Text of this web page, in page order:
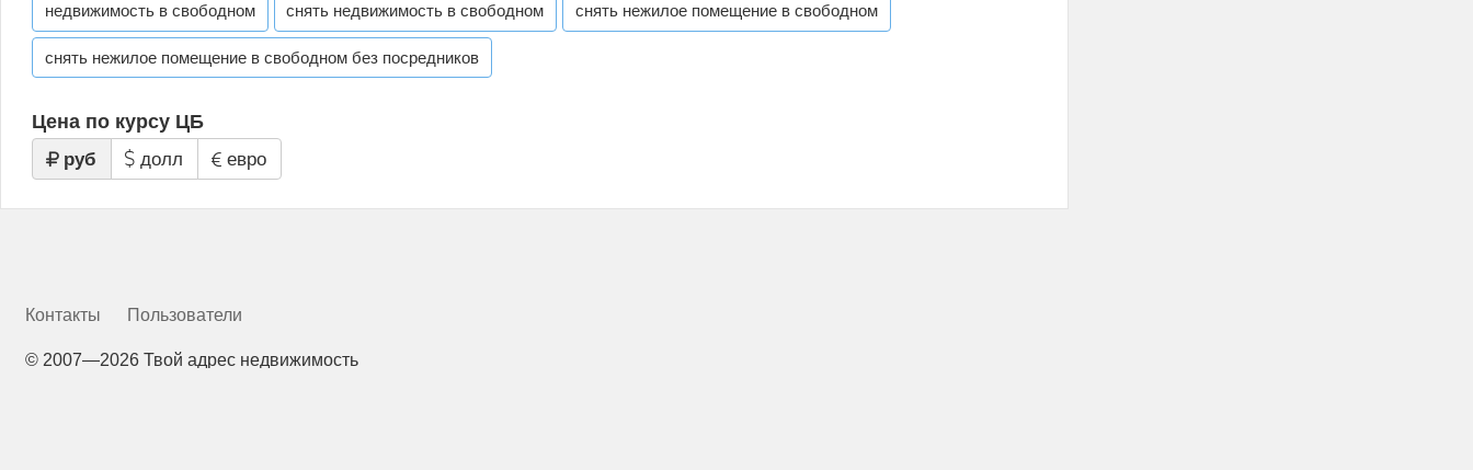
недвижимость в свободном снять недвижимость в свободном снять нежилое помещение в свободном
снять нежилое помещение в свободном без посредников
Цена по курсу ЦБ
руб долл евро
Контакты Пользователи
© 2007—2026 Твой адрес недвижимость